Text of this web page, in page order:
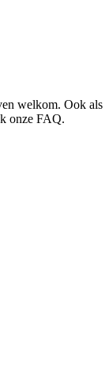
welkom. Ook als
onze FAQ.